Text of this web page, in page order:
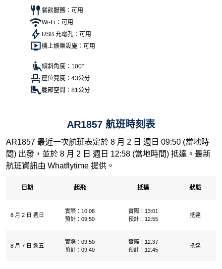
餐飲服務：可用
Wi-Fi：可用
USB 充電孔：可用
機上娛樂設施：可用
傾斜角度：100°
座位寬度：43公分
腿部空間：81公分
AR1857 航班時刻表
AR1857 最近一次航班表定於 8 月 2 日 週日 09:50 (當地時
間) 出發，並於 8 月 2 日 週日 12:58 (當地時間) 抵達。最新
航班資訊由 Whatflytime 提供。
日期 起飛 抵達 狀態
8 月 2 日 週日
實際：10:08
預計：09:50
實際：13:01
預計：12:55
抵達
8 月 7 日 週五
實際：09:50
預計：09:40
實際：12:37
預計：12:45
抵達